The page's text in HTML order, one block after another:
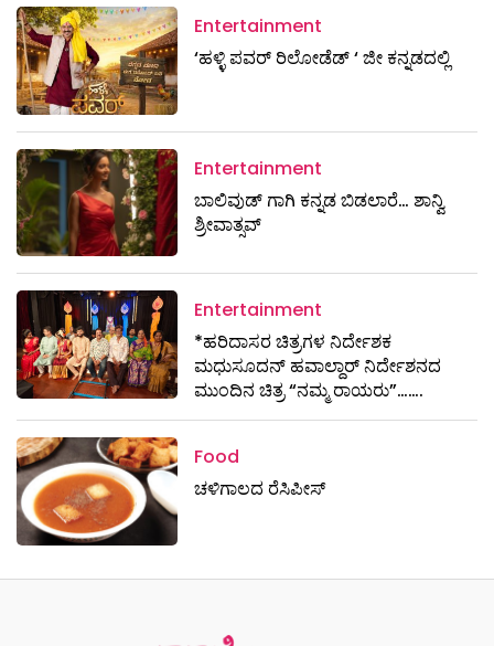
Entertainment
‘ಹಳ್ಳಿ ಪವರ್ ರಿಲೋಡೆಡ್ ‘ ಜೀ ಕನ್ನಡದಲ್ಲಿ
Entertainment
ಬಾಲಿವುಡ್ ಗಾಗಿ ಕನ್ನಡ ಬಿಡಲಾರೆ… ಶಾನ್ವಿ
ಶ್ರೀವಾತ್ಸವ್
Entertainment
*ಹರಿದಾಸರ ಚಿತ್ರಗಳ ನಿರ್ದೇಶಕ
ಮಧುಸೂದನ್ ಹವಾಲ್ದಾರ್ ನಿರ್ದೇಶನದ
ಮುಂದಿನ ಚಿತ್ರ “ನಮ್ಮ ರಾಯರು”…….
Food
ಚಳಿಗಾಲದ ರೆಸಿಪೀಸ್